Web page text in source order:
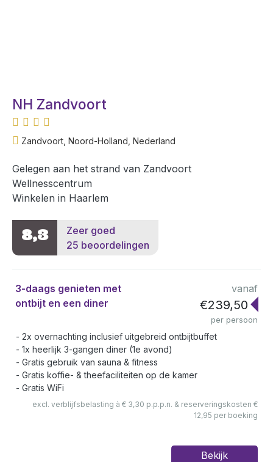
NH Zandvoort
Zandvoort, Noord-Holland, Nederland
Gelegen aan het strand van Zandvoort
Wellnesscentrum
Winkelen in Haarlem
8,3
Zeer goed
25 beoordelingen
3-daags genieten met
ontbijt en een diner
vanaf
€239,50
per persoon
2x overnachting inclusief uitgebreid ontbijtbuffet
1x heerlijk 3-gangen diner (1e avond)
Gratis gebruik van sauna & fitness
Gratis koffie- & theefaciliteiten op de kamer
Gratis WiFi
excl. verblijfsbelasting à € 3,30 p.p.p.n. & reserveringskosten €
12,95 per boeking
Bekijk